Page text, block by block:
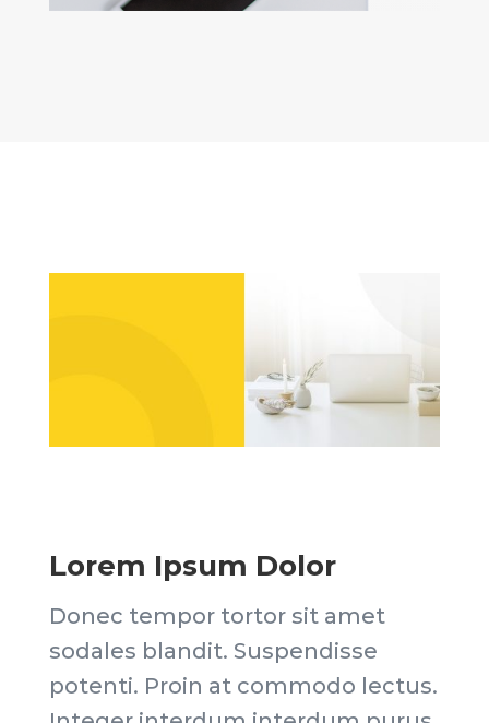
Lorem Ipsum Dolor
Donec tempor tortor sit amet
sodales blandit. Suspendisse
potenti. Proin at commodo lectus.